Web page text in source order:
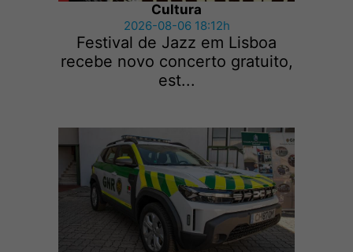
Cultura
2026-08-06 18:12h
Festival de Jazz em Lisboa
recebe novo concerto gratuito,
est...